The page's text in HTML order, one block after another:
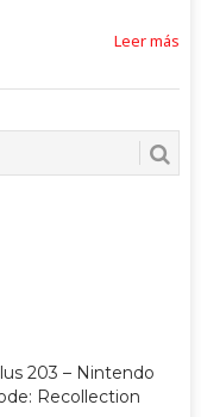
Leer más
203 – Nintendo
Recollection